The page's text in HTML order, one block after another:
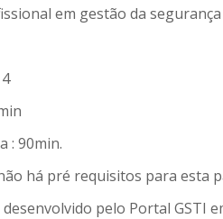
em gestão da
: 90min.
há pré requisitos para esta
pelo Portal GSTI